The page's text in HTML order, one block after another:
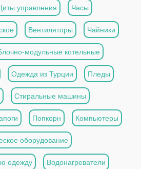
управления Часы
Вентиляторы Чайники
модульные котельные
Одежда из Турции Пледы
Стиральные машины
Попкорн Компьютеры
оборудование
одежду Водонагреватели